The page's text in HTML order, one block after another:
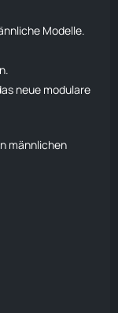
Modelle.
neue modulare
männlichen